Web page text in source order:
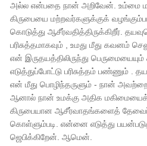
அல்ல என்பதை நான் அறிவேன். உம்மை
கிருபையை மற்றவர்களுக்குக்
கொடுத்து ஆசீர்வதித்திருக்கிறீர்.
பரிசுத்தமாகவும் , உமது மீது கவனம்
என் இருதயத்திலிருந்து
எடுத்துப்போட்டு பரிசுத்தம் பண்ணும் .
என் மீது பொழிந்தருளும் - நான்
ஆனால் நான் உமக்கு அதிக
கிருபையான ஆசீர்வாதங்களைத்
கொள்ளும்படி. என்னை எடுத்து
ஜெபிக்கிறேன். ஆமென்.